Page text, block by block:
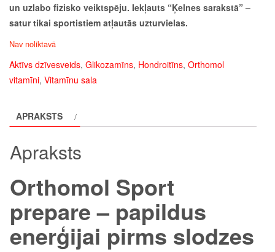
un uzlabo fizisko veiktspēju. Iekļauts “Ķelnes sarakstā” –
satur tikai sportistiem atļautās uzturvielas.
Nav noliktavā
Aktīvs dzīvesveids, Glikozamīns, Hondroitīns, Orthomol
vitamīni, Vitamīnu sala
APRAKSTS
Apraksts
Orthomol Sport
prepare – papildus
enerģijai pirms slodzes